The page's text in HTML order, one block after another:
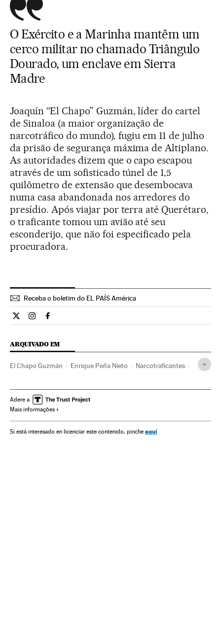
O Exército e a Marinha mantêm um
cerco militar no chamado Triângulo
Dourado, um enclave em Sierra
Madre
Joaquín “El Chapo” Guzmán, líder do cartel
de Sinaloa (a maior organização de
narcotráfico do mundo), fugiu em 11 de julho
da prisão de segurança máxima de Altiplano.
As autoridades dizem que o capo escapou
através de um sofisticado túnel de 1,5
quilômetro de extensão que desembocava
numa casa abandonada nos arredores do
presídio. Após viajar por terra até Querétaro,
o traficante tomou um avião até seu
esconderijo, que não foi especificado pela
procuradora.
Receba o boletim do EL PAÍS América
Internacional El País Brasil en Twitter
Internacional El País Brasil en Instagram
Internacional El País Brasil en Facebook
ARQUIVADO EM
El Chapo Guzmán Enrique Peña Nieto Narcotraficantes
Narcotráfico Delinquência
Procuradoria
Chihuahua Durango México América do Norte
Adere a
Mais informações
Si está interesado en licenciar este contenido, pinche aquí